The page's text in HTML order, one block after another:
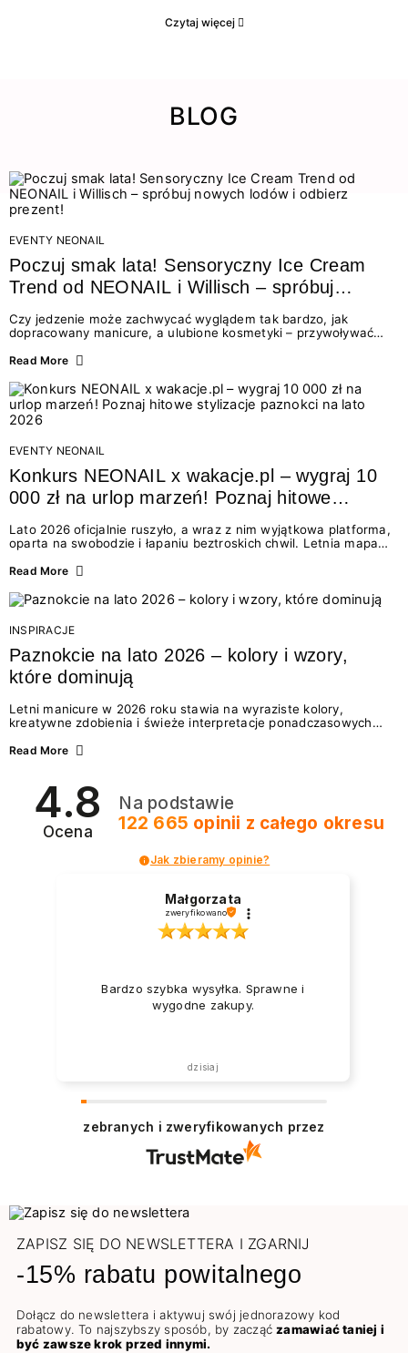
Czytaj więcej
BLOG
EVENTY NEONAIL
Poczuj smak lata! Sensoryczny Ice Cream
Trend od NEONAIL i Willisch – spróbuj
nowych lodów i odbierz prezent!
Czy jedzenie może zachwycać wyglądem tak bardzo, jak
dopracowany manicure, a ulubione kosmetyki – przywoływać
świata beauty i oszałamiających deserów to coś więcej niż
zmysłami: przez soczysty kolor, aksamitną teksturę,
orzeźwiający zapach i słodki akcent na podniebieniu. Tego lata
NEONAIL łączy siły z marką Willisch, tworząc unikalny projekt
na styku jedzenia i piękna....
Read More
EVENTY NEONAIL
Konkurs NEONAIL x wakacje.pl – wygraj 10
000 zł na urlop marzeń! Poznaj hitowe
Lato 2026 oficjalnie ruszyło, a wraz z nim wyjątkowa platforma,
oparta na swobodzie i łapaniu beztroskich chwil. Letnia mapa
doświadczenia wakacji – od spontanicznych wyjazdów, przez
Motywem przewodnim jest eksplorowanie i kolekcjonowanie
letnich momentów. Z tej okazji przygotowaliśmy coś absolutnie
wyjątkowego: wielki konkurs z wakacje.pl oraz dawkę
najgorętszych trendów w...
Read More
INSPIRACJE
Paznokcie na lato 2026 – kolory i wzory,
które dominują
Letni manicure w 2026 roku stawia na wyraziste kolory,
kreatywne zdobienia i świeże interpretacje ponadczasowych
zarówno energetycznych odcieni inspirowanych wakacjami, jak
2026? Znajdź inspirację dla swojego manicure!
Read More
4.8
Ocena
Na podstawie
122 665 opinii z całego okresu
Jak zbieramy opinie?
Małgorzata
zweryfikowano
Bardzo szybka wysyłka. Sprawne i
wygodne zakupy.
dzisiaj
zebranych i zweryfikowanych przez
ZAPISZ SIĘ DO NEWSLETTERA I ZGARNIJ
-15% rabatu powitalnego
Dołącz do newslettera i aktywuj swój jednorazowy kod
rabatowy. To najszybszy sposób, by zacząćzamawiać taniej i
być zawsze krok przed innymi.